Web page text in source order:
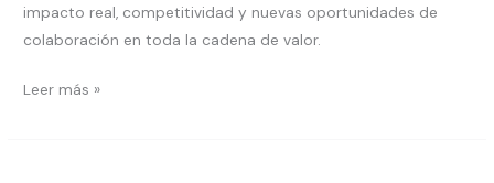
impacto real, competitividad y nuevas oportunidades de
colaboración en toda la cadena de valor.
Leer más »